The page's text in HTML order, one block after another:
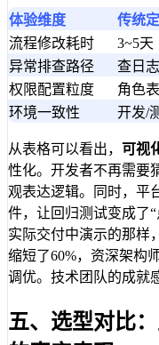
体验维度 传统
流程修改耗时
3~5天
异常排查路径
查日
权限配置粒度
角色
环境一致性
开发/
从表格可以看出， 可视
性化。开发者不再需要
观表达逻辑。同时，平
件，让回归测试变成了
实际交付中演示的那样
缩短了60%，资深架构
调优。技术团队的成就
五、选型对比